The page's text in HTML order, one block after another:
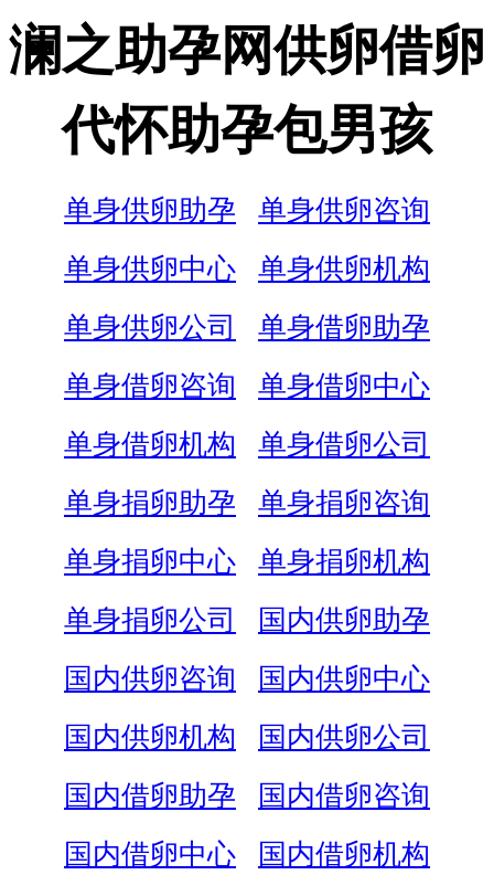
澜之助孕网供卵借卵
代怀助孕包男孩
单身供卵助孕
单身供卵咨询
单身供卵中心
单身供卵机构
单身供卵公司
单身借卵助孕
单身借卵咨询
单身借卵中心
单身借卵机构
单身借卵公司
单身捐卵助孕
单身捐卵咨询
单身捐卵中心
单身捐卵机构
单身捐卵公司
国内供卵助孕
国内供卵咨询
国内供卵中心
国内供卵机构
国内供卵公司
国内借卵助孕
国内借卵咨询
国内借卵中心
国内借卵机构